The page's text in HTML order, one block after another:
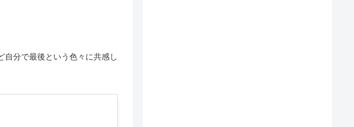
自分で最後という色々に共感し